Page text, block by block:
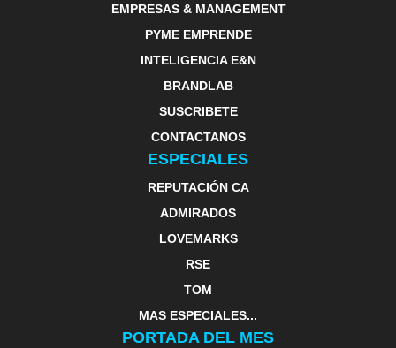
EMPRESAS & MANAGEMENT
PYME EMPRENDE
INTELIGENCIA E&N
BRANDLAB
SUSCRIBETE
CONTACTANOS
ESPECIALES
REPUTACIÓN CA
ADMIRADOS
LOVEMARKS
RSE
TOM
MAS ESPECIALES...
PORTADA DEL MES